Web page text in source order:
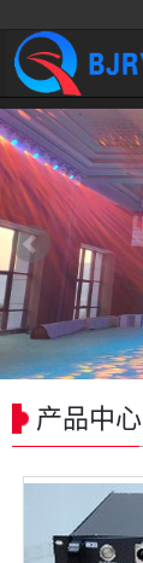
产品中心